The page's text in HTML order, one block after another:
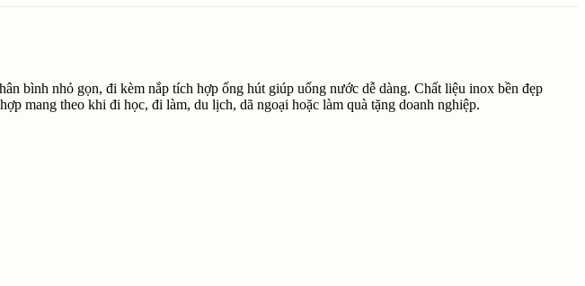
bình nhỏ gọn, đi kèm nắp tích hợp ống hút giúp uống nước dễ dàng. Chất liệu inox bền đẹp
mang theo khi đi học, đi làm, du lịch, dã ngoại hoặc làm quà tặng doanh nghiệp.